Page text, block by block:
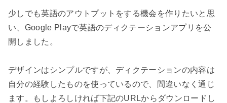
少しでも英語のアウトプットをする機会を作りたいと思
い、Google Playで英語のディクテーションアプリを公
開しました。
デザインはシンプルですが、ディクテーションの内容は
自分の経験したものを使っているので、間違いなく通じ
ます。もしよろしければ下記のURLからダウンロードし